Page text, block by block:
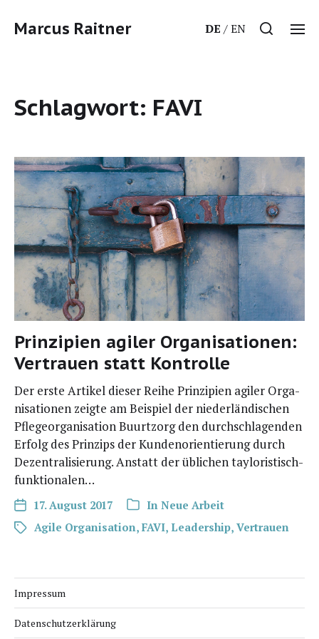
Marcus Raitner DE EN
Schlagwort: FAVI
Prinzipien agiler Organisationen:
Vertrauen statt Kontrolle
Der ers­te Arti­kel die­ser Rei­he Prin­zi­pi­en agi­ler Orga­
ni­sa­tio­nen zeig­te am Bei­spiel der nie­der­län­di­schen
Pfle­ge­or­ga­ni­sa­ti­on Buurtz­org den durch­schla­gen­den
Erfolg des Prin­zips der Kun­den­ori­en­tie­rung durch
Dezen­tra­li­sie­rung. Anstatt der übli­chen tayloristisch-
funktionalen…
17. August 2017 In Neue Arbeit
Agile Organisation, FAVI, Leadership, Vertrauen
Impressum
Datenschutzerklärung